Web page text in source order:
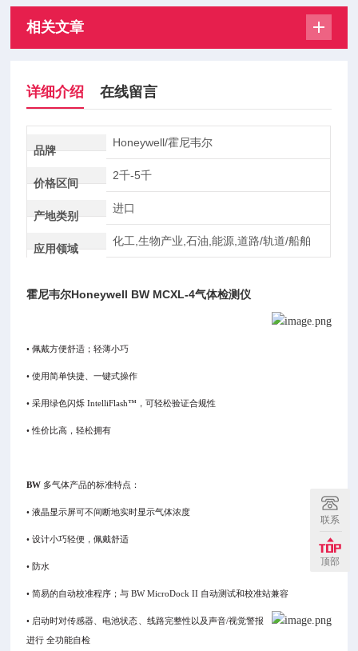
相关文章
详细介绍 在线留言
品牌
Honeywell/霍尼韦尔
价格区间
2千-5千
产地类别
进口
应用领域
化工,生物产业,石油,能源,道路/轨道/船舶
霍尼韦尔Honeywell BW MCXL-4气体检测仪
• 佩戴方便舒适；轻薄小巧
• 使用简单快捷、一键式操作
• 采用绿色闪烁 IntelliFlash™，可轻松验证合规性
• 性价比高，轻松拥有
BW 多气体产品的标准特点：
•液晶显示屏可不间断地实时显示气体浓度
•设计小巧轻便，佩戴舒适
•防水
•简易的自动校准程序；与 BW MicroDock II 自动测试和校准站兼容
• 启动时对传感器、电池状态、线路完整性以及声音/视觉警报
进行全功能自检
联系
顶部